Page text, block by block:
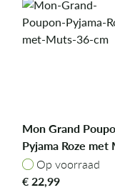
Mon Grand
Pyjama Roze met
36 cm
Op voorraad
Op voorraad
€22,99